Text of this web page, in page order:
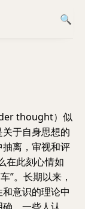
thought）似
于自身思想的
离，审视和评
在此刻心情如
”。长期以来，
意识的理论中